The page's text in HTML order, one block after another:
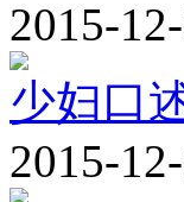
2015-
少妇口
2015-